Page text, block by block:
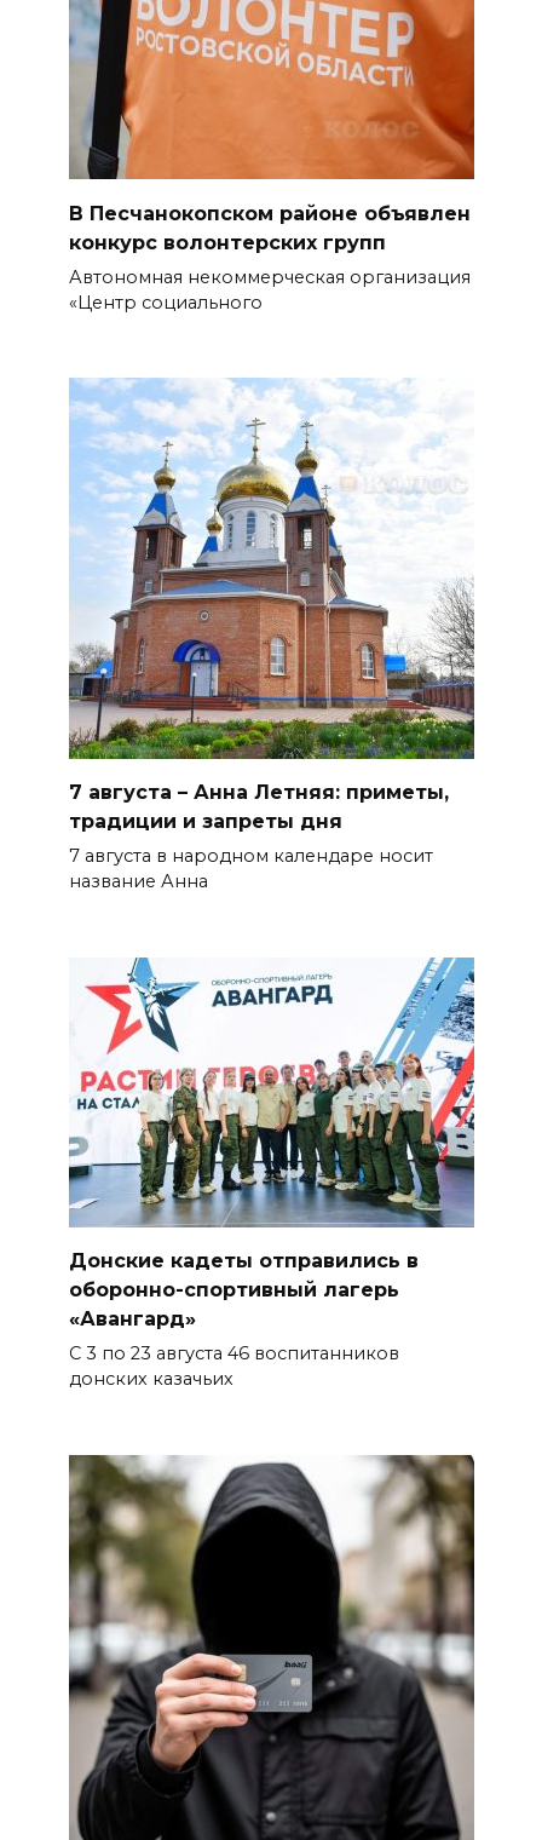
территориями РФ за ночь
07 августа 2026 08:33
Мужчина утонул на озере в
Ростове
Жара не отступает от Ростова
07 августа 2026 07:15
Ростовской области сбили 20
БПЛА
06 августа 2026 23:00
Угостите странников и
послушайте их рассказы:
приметы на 7 августа
06 августа 2026 22:32
В Ростове ликвидируют
подвальные котельные и
обновят теплосети
06 августа 2026 21:18
Вся акватория в цветах:
БОЛЬШЕ НОВОСТЕЙ
В Песчанокопском районе объявлен
конкурс волонтерских групп
Автономная некоммерческая организация
«Центр социального
7 августа – Анна Летняя: приметы,
традиции и запреты дня
7 августа в народном календаре носит
название Анна
Донские кадеты отправились в
оборонно-спортивный лагерь
«Авангард»
С 3 по 23 августа 46 воспитанников
донских казачьих